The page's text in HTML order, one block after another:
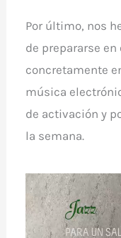
Por último, nos
de prepararse
concretamente
música
de activación y
la semana.